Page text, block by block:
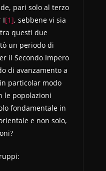
pari solo al terzo
I[1], sebbene vi sia
questi due
un periodo di
il Secondo Impero
di avanzamento a
particolar modo
le popolazioni
fondamentale in
e non solo,